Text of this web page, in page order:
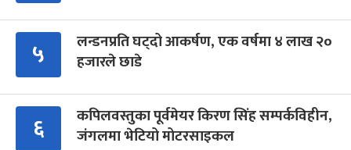
५
लन्डनप्रति घट्दो आकर्षण, एक वर्षमा ४ लाख २०
हजारले छाडे
६
कपिलवस्तुका पूर्वमेयर किरण सिंह सम्पर्कविहीन,
जंगलमा भेटियो मोटरसाइकल